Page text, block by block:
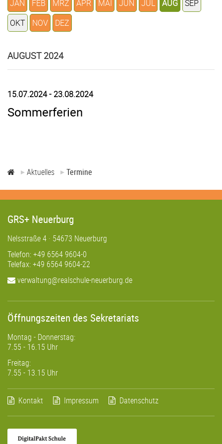
JAN
FEB MRZ APR MAI JUN JUL AUG
SEP
OKT
NOV DEZ
AUGUST 2024
15.07.2024 - 23.08.2024
Sommerferien
Aktuelles Termine
GRS+ Neuerburg
Nelsstraße 4 · 54673 Neuerburg
Telefon: +49 6564 9604-0
Telefax: +49 6564 9604-22
verwaltung@realschule-neuerburg.de
Öffnungszeiten des Sekretariats
Montag - Donnerstag:
7.55 - 16.15 Uhr
Freitag:
7.55 - 13.15 Uhr
Kontakt Impressum Datenschutz